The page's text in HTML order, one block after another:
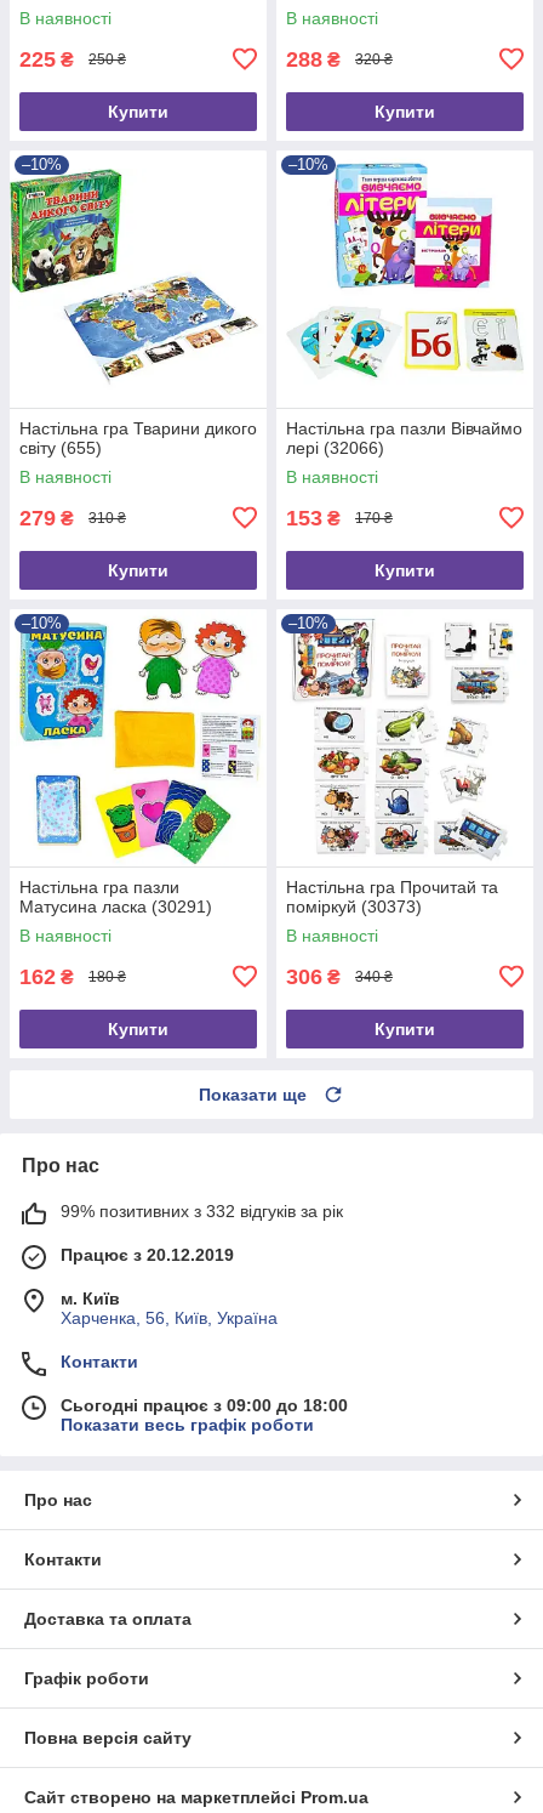
В наявності
225 ₴ 250 ₴
Купити
В наявності
288 ₴ 320 ₴
Купити
–10%
Настільна гра Тварини дикого
світу (655)
В наявності
279 ₴ 310 ₴
Купити
–10%
Настільна гра пазли Вівчаймо
лері (32066)
В наявності
153 ₴ 170 ₴
Купити
–10%
Настільна гра пазли
Матусина ласка (30291)
В наявності
162 ₴ 180 ₴
Купити
–10%
Настільна гра Прочитай та
поміркуй (30373)
В наявності
306 ₴ 340 ₴
Купити
Показати ще
Про нас
99% позитивних з 332 відгуків за рік
Працює з 20.12.2019
м. Київ
Харченка, 56, Київ, Україна
Контакти
Сьогодні працює з 09:00 до 18:00
Показати весь графік роботи
Про нас
Контакти
Доставка та оплата
Графік роботи
Повна версія сайту
Сайт створено на маркетплейсі Prom.ua